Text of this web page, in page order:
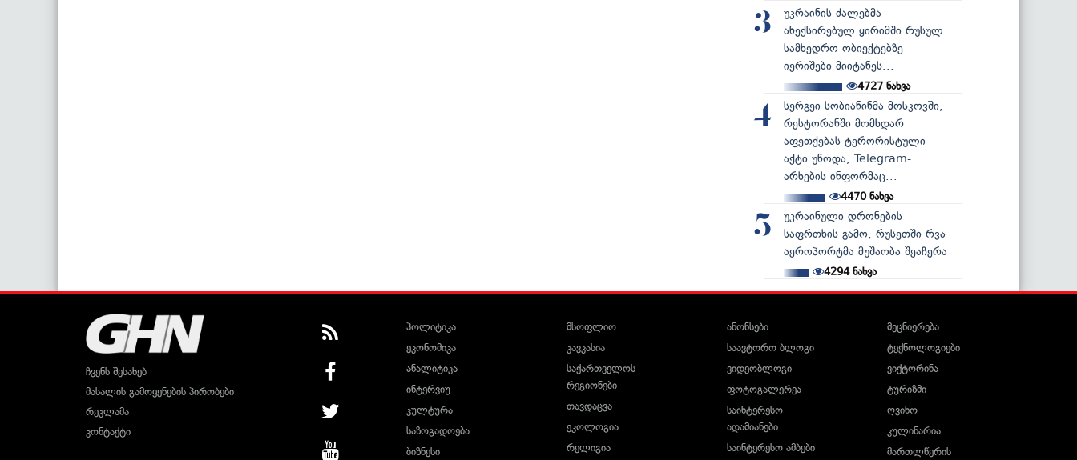
3
უკრაინის ძალებმა
ანექსირებულ ყირიმში რუსულ
სამხედრო ობიექტებზე
იერიშები მიიტანეს...
4727ნახვა
4
სერგეი სობიანინმა მოსკოვში,
რესტორანში მომხდარ
აფეთქებას ტერორისტული
აქტი უწოდა, Telegram-
არხების ინფორმაც...
4470ნახვა
5
უკრაინული დრონების
საფრთხის გამო, რუსეთში რვა
აეროპორტმა მუშაობა შეაჩერა
4294ნახვა
ჩვენს შესახებ
მასალის გამოყენების პირობები
რეკლამა
კონტაქტი
პოლიტიკა
ეკონომიკა
ანალიტიკა
ინტერვიუ
კულტურა
საზოგადოება
ბიზნესი
მსოფლიო
კავკასია
საქართველოს
რეგიონები
თავდაცვა
ეკოლოგია
რელიგია
ანონსები
საავტორო ბლოგი
ვიდეობლოგი
ფოტოგალერეა
საინტერესო
ადამიანები
საინტერესო ამბები
მეცნიერება
ტექნოლოგიები
ვიქტორინა
ტურიზმი
ღვინო
კულინარია
მართლწერის